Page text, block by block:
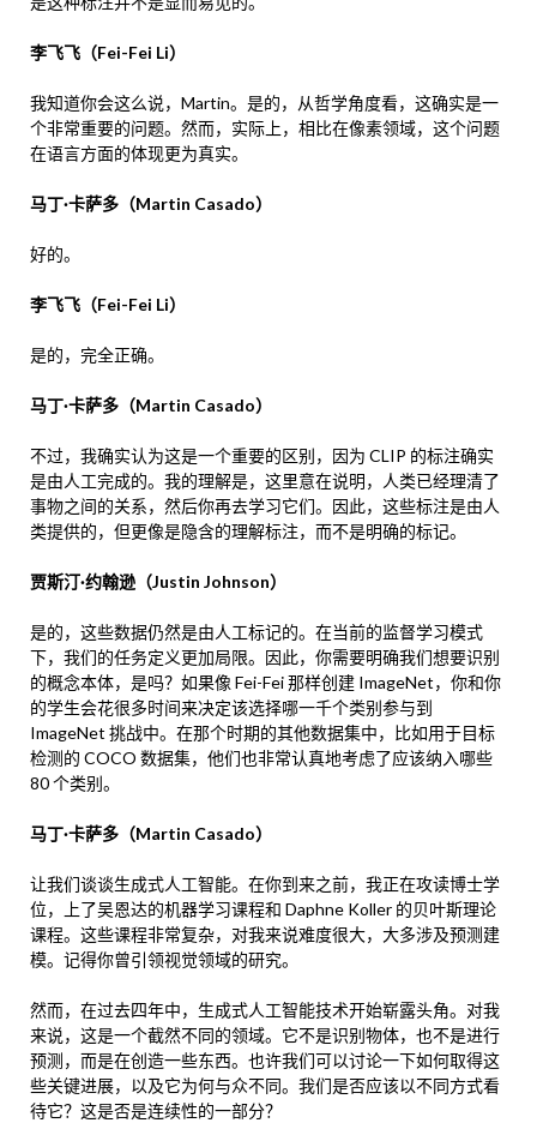
李飞飞（Fei-Fei Li）
我知道你会这么说，Martin。是的，从哲学角度看，这确实是一
个非常重要的问题。然而，实际上，相比在像素领域，这个问题
在语言方面的体现更为真实。
马丁·卡萨多（Martin Casado）
好的。
李飞飞（Fei-Fei Li）
是的，完全正确。
马丁·卡萨多（Martin Casado）
不过，我确实认为这是一个重要的区别，因为 CLIP 的标注确实
是由人工完成的。我的理解是，这里意在说明，人类已经理清了
事物之间的关系，然后你再去学习它们。因此，这些标注是由人
类提供的，但更像是隐含的理解标注，而不是明确的标记。
贾斯汀·约翰逊（Justin Johnson）
是的，这些数据仍然是由人工标记的。在当前的监督学习模式
下，我们的任务定义更加局限。因此，你需要明确我们想要识别
的概念本体，是吗？如果像 Fei-Fei 那样创建 ImageNet，你和你
的学生会花很多时间来决定该选择哪一千个类别参与到
ImageNet 挑战中。在那个时期的其他数据集中，比如用于目标
检测的 COCO 数据集，他们也非常认真地考虑了应该纳入哪些
80 个类别。
马丁·卡萨多（Martin Casado）
让我们谈谈生成式人工智能。在你到来之前，我正在攻读博士学
位，上了吴恩达的机器学习课程和 Daphne Koller 的贝叶斯理论
课程。这些课程非常复杂，对我来说难度很大，大多涉及预测建
模。记得你曾引领视觉领域的研究。
然而，在过去四年中，生成式人工智能技术开始崭露头角。对我
来说，这是一个截然不同的领域。它不是识别物体，也不是进行
预测，而是在创造一些东西。也许我们可以讨论一下如何取得这
些关键进展，以及它为何与众不同。我们是否应该以不同方式看
待它？这是否是连续性的一部分？